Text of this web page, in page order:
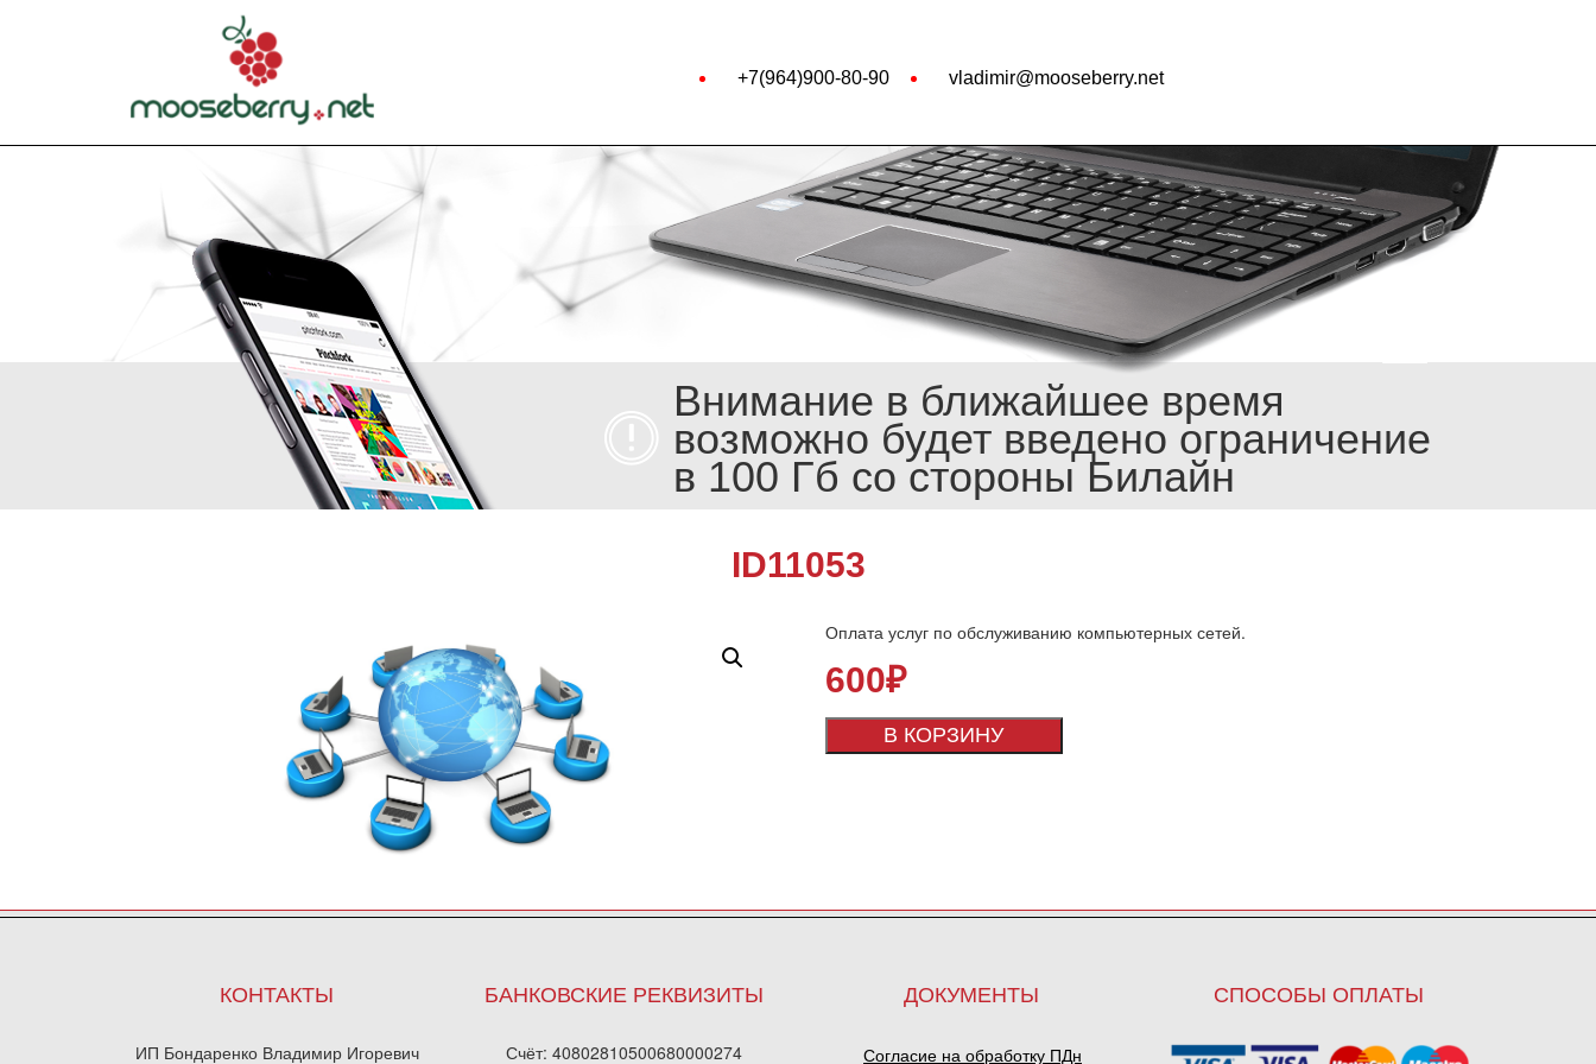
+7(964)900-80-90 vladimir@mooseberry.net
Внимание в ближайшее время
возможно будет введено ограничение
в 100 Гб со стороны Билайн
ID11053
Оплата услуг по обслуживанию компьютерных сетей.
600₽
В КОРЗИНУ
КОНТАКТЫ
ИП Бондаренко Владимир Игоревич
БАНКОВСКИЕ РЕКВИЗИТЫ
Счёт: 40802810500680000274
ДОКУМЕНТЫ
Согласие на обработку ПДн
СПОСОБЫ ОПЛАТЫ